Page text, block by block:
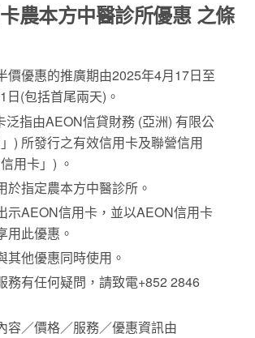
農本方中醫診所優惠 之條
價優惠的推廣期由2025年4月17日至
日(包括首尾兩天)。
泛指由AEON信貸財務 (亞洲) 有限公
) 所發行之有效信用卡及聯營信用
用卡」) 。
於指定農本方中醫診所。
示AEON信用卡，並以AEON信用卡
用此優惠。
其他優惠同時使用。
務有任何疑問，請致電+852 2846
容／價格／服務／優惠資訊由